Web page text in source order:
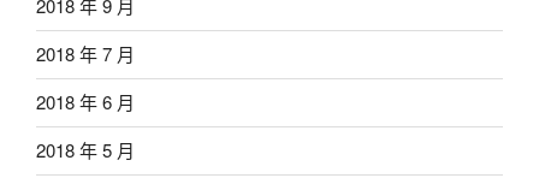
2018 年 9 月
2018 年 7 月
2018 年 6 月
2018 年 5 月